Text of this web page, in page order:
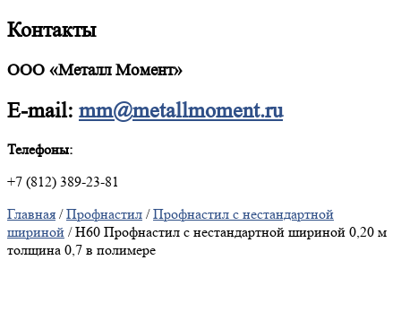
Контакты
ООО «Металл Момент»
E-mail: mm@metallmoment.ru
Телефоны:
+7 (812) 389-23-81
Главная /Профнастил /Профнастил с нестандартной
шириной / Н60 Профнастил с нестандартной шириной 0,20 м
толщина 0,7 в полимере